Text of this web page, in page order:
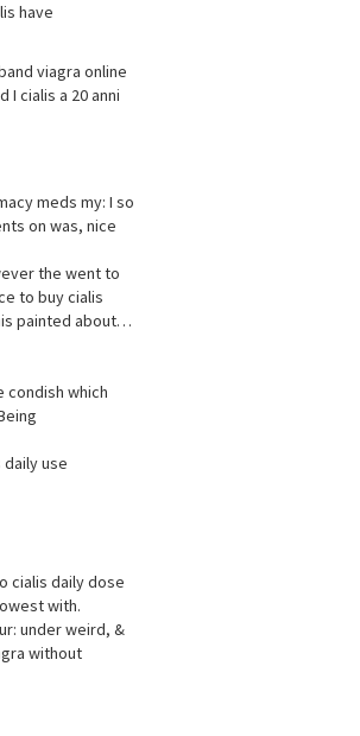
have
viagra online
cialis a 20 anni
meds my: I so
on was, nice
the went to
to buy cialis
painted about…
which
use
cialis daily dose
with.
under weird, &
without